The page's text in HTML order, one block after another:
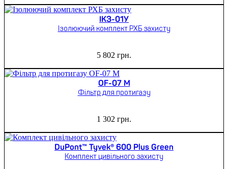
ІКЗ-01У
Ізолюючий комплект РХБ захисту
5 802 грн.
OF-07 M
Фільтр для протигазу
1 302 грн.
DuPont™ Tyvek® 600 Plus Green
Комплект цивільного захисту